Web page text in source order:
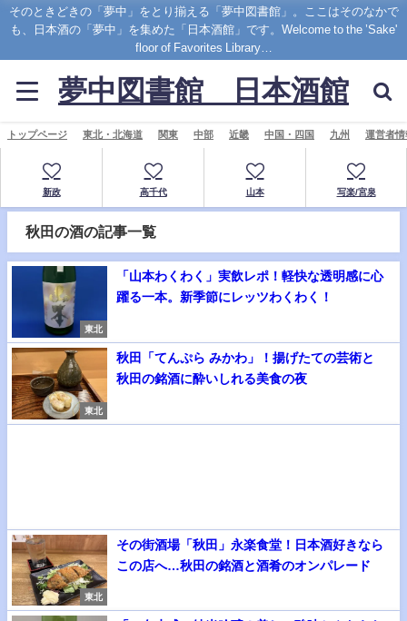
そのときどきの「夢中」をとり揃える「夢中図書館」。ここはそのなかで
も、日本酒の「夢中」を集めた「日本酒館」です。Welcome to the ’Sake'
floor of Favorites Library…
夢中図書館 日本酒館
トップページ 東北・北海道 関東 中部 近畿 中国・四国 九州 運営者情
新政 高千代 山本 写楽/宮泉
秋田の酒の記事一覧
東北
「山本わくわく」実飲レポ！軽快な透明感に心
躍る一本。新季節にレッツわくわく！
東北
秋田「てんぷら みかわ」！揚げたての芸術と
秋田の銘酒に酔いしれる美食の夜
東北
その街酒場「秋田」永楽食堂！日本酒好きなら
この店へ…秋田の銘酒と酒肴のオンパレード